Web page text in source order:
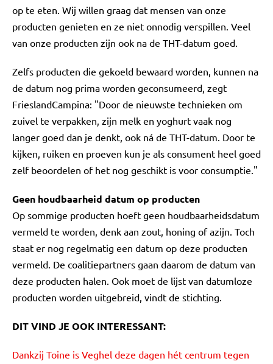
op te eten. Wij willen graag dat mensen van onze
producten genieten en ze niet onnodig verspillen. Veel
van onze producten zijn ook na de THT-datum goed.
Zelfs producten die gekoeld bewaard worden, kunnen na
de datum nog prima worden geconsumeerd, zegt
FrieslandCampina: "Door de nieuwste technieken om
zuivel te verpakken, zijn melk en yoghurt vaak nog
langer goed dan je denkt, ook ná de THT-datum. Door te
kijken, ruiken en proeven kun je als consument heel goed
zelf beoordelen of het nog geschikt is voor consumptie."
Geen houdbaarheid datum op producten
Op sommige producten hoeft geen houdbaarheidsdatum
vermeld te worden, denk aan zout, honing of azijn. Toch
staat er nog regelmatig een datum op deze producten
vermeld. De coalitiepartners gaan daarom de datum van
deze producten halen. Ook moet de lijst van datumloze
producten worden uitgebreid, vindt de stichting.
DIT VIND JE OOK INTERESSANT:
Dankzij Toine is Veghel deze dagen hét centrum tegen